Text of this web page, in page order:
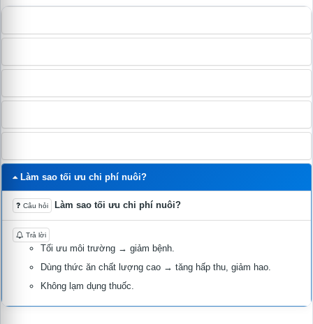
Làm sao tối ưu chi phí nuôi?
Câu hỏi Làm sao tối ưu chi phí nuôi?
Trả lời
Tối ưu môi trường → giảm bệnh.
Dùng thức ăn chất lượng cao → tăng hấp thu, giảm hao.
Không lạm dụng thuốc.